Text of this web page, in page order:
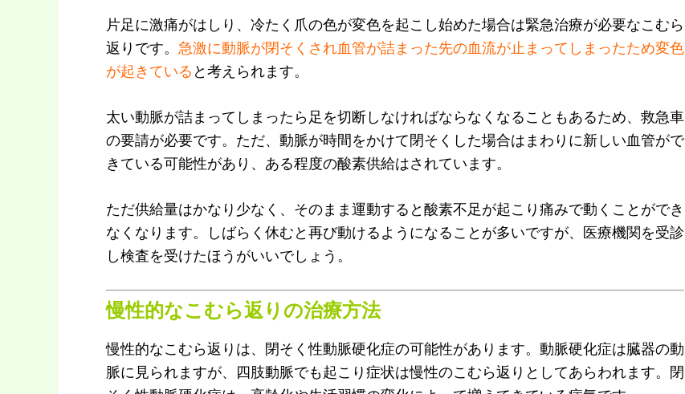
片足に激痛がはしり、冷たく爪の色が変色を起こし始めた場合は緊急治療が必要なこむら
返りです。 急激に動脈が閉そくされ血管が詰まった先の血流が止まってしまったため変色
が起きている と考えられます。
太い動脈が詰まってしまったら足を切断しなければならなくなることもあるため、救急車
の要請が必要です。ただ、動脈が時間をかけて閉そくした場合はまわりに新しい血管がで
きている可能性があり、ある程度の酸素供給はされています。
ただ供給量はかなり少なく、そのまま運動すると酸素不足が起こり痛みで動くことができ
なくなります。しばらく休むと再び動けるようになることが多いですが、医療機関を受診
し検査を受けたほうがいいでしょう。
慢性的なこむら返りの治療方法
慢性的なこむら返りは、閉そく性動脈硬化症の可能性があります。動脈硬化症は臓器の動
脈に見られますが、四肢動脈でも起こり症状は慢性のこむら返りとしてあらわれます。閉